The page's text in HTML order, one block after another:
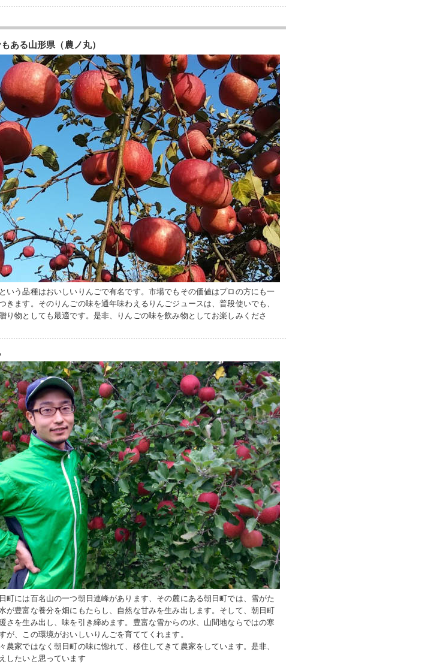
ある山形県（農ノ丸）
いう品種はおいしいりんごで有名です。市場でもその価値はプロの方にも一
きます。そのりんごの味を通年味わえるりんごジュースは、普段使いでも、
り物としても最適です。是非、りんごの味を飲み物としてお楽しみくださ
町には百名山の一つ朝日連峰があります、その麓にある朝日町では、雪がた
が豊富な養分を畑にもたらし、自然な甘みを生み出します。そして、朝日町
さを生み出し、味を引き締めます。豊富な雪からの水、山間地ならではの寒
が、この環境がおいしいりんごを育ててくれます。
農家ではなく朝日町の味に惚れて、移住してきて農家をしています。是非、
したいと思っています